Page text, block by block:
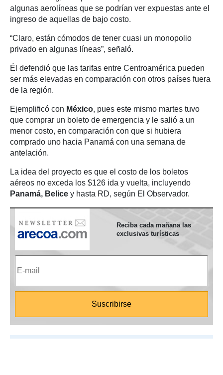
algunas aerolíneas que se podrían ver expuestas ante el
ingreso de aquellas de bajo costo.
“Claro, están cómodos de tener cuasi un monopolio
privado en algunas líneas”, señaló.
Él defendió que las tarifas entre Centroamérica pueden
ser más elevadas en comparación con otros países fuera
de la región.
Ejemplificó con México, pues este mismo martes tuvo
que comprar un boleto de emergencia y le salió a un
menor costo, en comparación con que si hubiera
comprado uno hacia Panamá con una semana de
antelación.
La idea del proyecto es que el costo de los boletos
aéreos no exceda los $126 ida y vuelta, incluyendo
Panamá, Belice y hasta RD, según El Observador.
Reciba cada mañana las
exclusivas turísticas